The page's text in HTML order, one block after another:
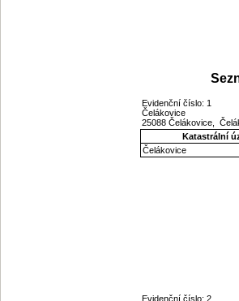
Evidenční číslo: 1
Čelákovice
25088 Čelákovice,
Katastrální
Čelákovice
Evidenční číslo: 2